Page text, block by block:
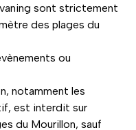
sont strictement
des plages du
ou
notamment les
est interdit sur
du Mourillon, sauf